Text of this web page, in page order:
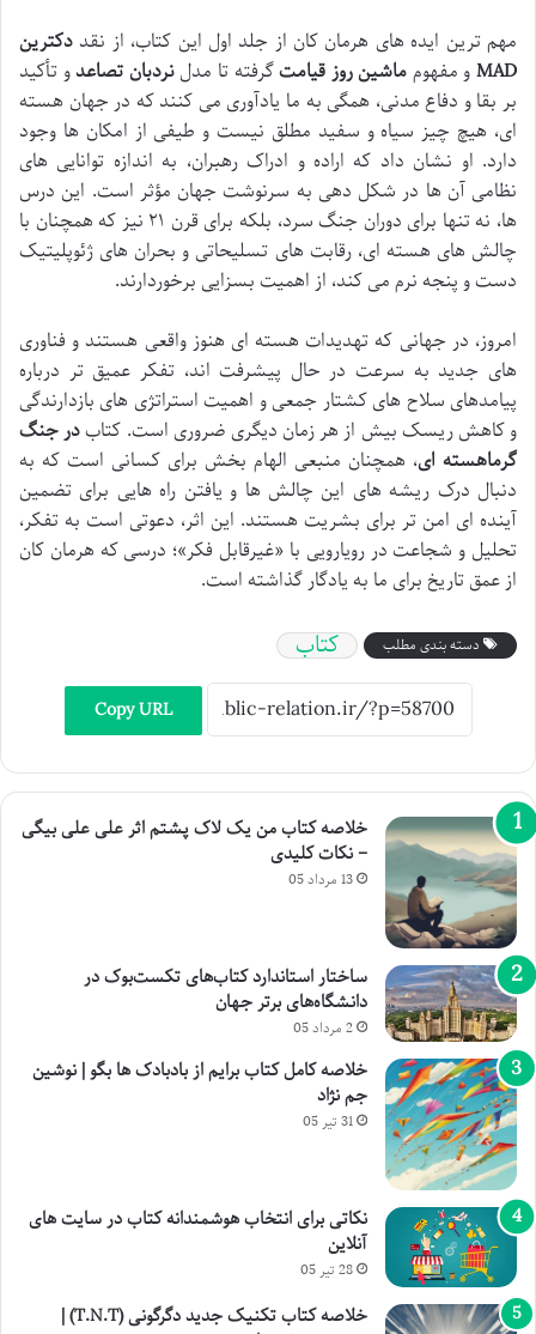
مهم ترین ایده های هرمان کان از جلد اول این کتاب، از نقد دکترین
MADو مفهومماشین روز قیامتگرفته تا مدلنردبان تصاعدو تأکید
بر بقا و دفاع مدنی، همگی به ما یادآوری می کنند که در جهان هسته
ای، هیچ چیز سیاه و سفید مطلق نیست و طیفی از امکان ها وجود
دارد. او نشان داد که اراده و ادراک رهبران، به اندازه توانایی های
نظامی آن ها در شکل دهی به سرنوشت جهان مؤثر است. این درس
ها، نه تنها برای دوران جنگ سرد، بلکه برای قرن ۲۱ نیز که همچنان با
چالش های هسته ای، رقابت های تسلیحاتی و بحران های ژئوپلیتیک
دست و پنجه نرم می کند، از اهمیت بسزایی برخوردارند.
امروز، در جهانی که تهدیدات هسته ای هنوز واقعی هستند و فناوری
های جدید به سرعت در حال پیشرفت اند، تفکر عمیق تر درباره
پیامدهای سلاح های کشتار جمعی و اهمیت استراتژی های بازدارندگی
و کاهش ریسک بیش از هر زمان دیگری ضروری است. کتابدر جنگ
گرماهسته ای، همچنان منبعی الهام بخش برای کسانی است که به
دنبال درک ریشه های این چالش ها و یافتن راه هایی برای تضمین
آینده ای امن تر برای بشریت هستند. این اثر، دعوتی است به تفکر،
تحلیل و شجاعت در رویارویی با «غیرقابل فکر»؛ درسی که هرمان کان
از عمق تاریخ برای ما به یادگار گذاشته است.
دسته بندی مطلب کتاب
Copy URL
خلاصه کتاب من یک لاک پشتم اثر علی علی بیگی
– نکات کلیدی
13 مرداد 05
ساختار استاندارد کتاب‌های تکست‌بوک در
دانشگاه‌های برتر جهان
2 مرداد 05
خلاصه کامل کتاب برایم از بادبادک ها بگو | نوشین
جم نژاد
31 تیر 05
نکاتی برای انتخاب هوشمندانه کتاب در سایت های
آنلاین
28 تیر 05
خلاصه کتاب تکنیک جدید دگرگونی (T.N.T) |